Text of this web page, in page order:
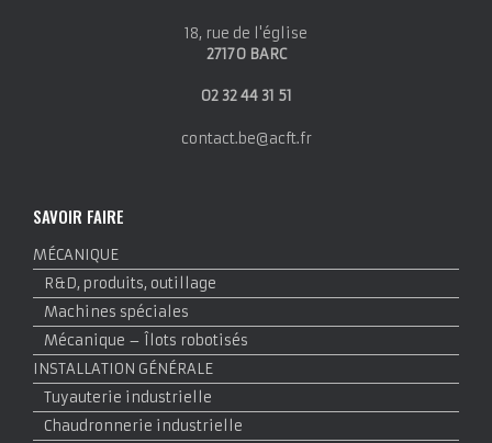
18, rue de l'église
27170 BARC
02 32 44 31 51
contact.be@acft.fr
SAVOIR FAIRE
MÉCANIQUE
R&D, produits, outillage
Machines spéciales
Mécanique – Îlots robotisés
INSTALLATION GÉNÉRALE
Tuyauterie industrielle
Chaudronnerie industrielle